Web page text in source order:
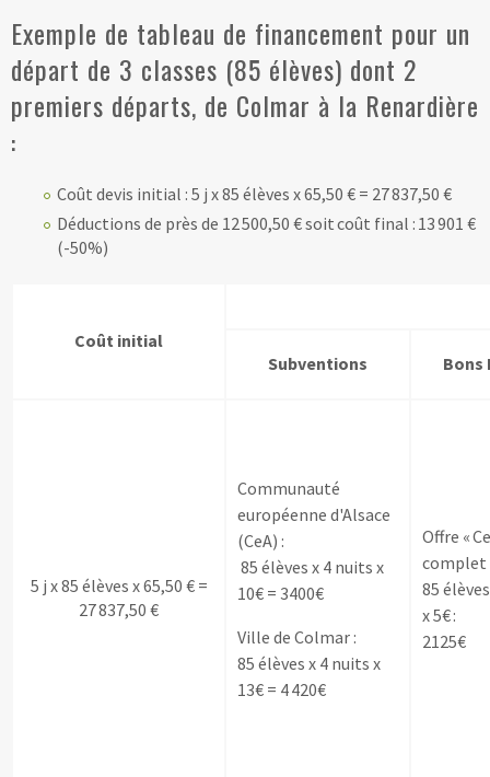
Exemple de tableau de financement pour un
départ de 3 classes (85 élèves) dont 2
premiers départs, de Colmar à la Renardière
:
Coût devis initial : 5 j x 85 élèves x 65,50 € = 27 837,50 €
Déductions de près de 12 500,50 € soit coût final : 13 901 €
(-50%)
Coût initial
Subventions
Bons
5 j x 85 élèves x 65,50 € =
27 837,50 €
Communauté
européenne d'Alsace
(CeA) :
85 élèves x 4 nuits x
10€ = 3400€
Ville de Colmar :
85 élèves x 4 nuits x
13€ = 4 420€
Offre «
complet
85
x 5€ :
2125€